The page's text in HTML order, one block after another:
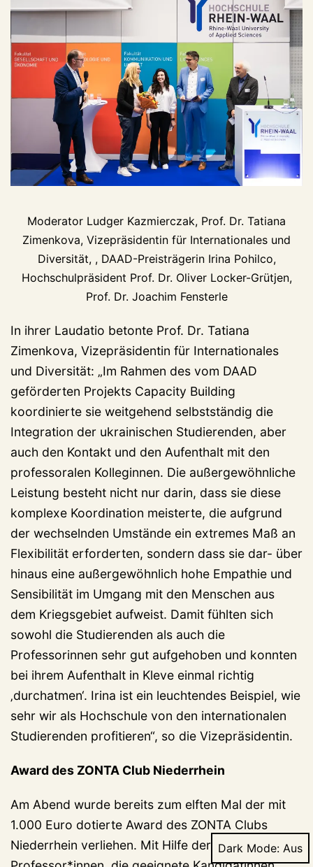
Moderator Ludger Kazmierczak, Prof. Dr. Tatiana
Zimenkova, Vizepräsidentin für Internationales und
Diversität, , DAAD-Preisträgerin Irina Pohilco,
Hochschulpräsident Prof. Dr. Oliver Locker-Grütjen,
Prof. Dr. Joachim Fensterle
In ihrer Laudatio betonte Prof. Dr. Tatiana
Zimenkova, Vizepräsidentin für Internationales
und Diversität: „Im Rahmen des vom DAAD
geförderten Projekts Capacity Building
koordinierte sie weitgehend selbstständig die
Integration der ukrainischen Studierenden, aber
auch den Kontakt und den Aufenthalt mit den
professoralen Kolleginnen. Die außergewöhnliche
Leistung besteht nicht nur darin, dass sie diese
komplexe Koordination meisterte, die aufgrund
der wechselnden Umstände ein extremes Maß an
Flexibilität erforderten, sondern dass sie dar- über
hinaus eine außergewöhnlich hohe Empathie und
Sensibilität im Umgang mit den Menschen aus
dem Kriegsgebiet aufweist. Damit fühlten sich
sowohl die Studierenden als auch die
Professorinnen sehr gut aufgehoben und konnten
bei ihrem Aufenthalt in Kleve einmal richtig
‚durchatmen‘. Irina ist ein leuchtendes Beispiel, wie
sehr wir als Hochschule von den internationalen
Studierenden profitieren“, so die Vizepräsidentin.
Award des ZONTA Club Niederrhein
Am Abend wurde bereits zum elften Mal der mit
1.000 Euro dotierte Award des ZONTA Clubs
Niederrhein verliehen. Mit Hilfe der Dark Mode: